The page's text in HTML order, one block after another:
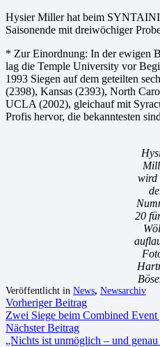
Hysier Miller hat beim
Saisonende mit dreiwöchiger
* Zur Einordnung: In der ewigen
lag die Temple University vor
1993 Siegen auf dem geteilten
(2398), Kansas (2393), North
UCLA (2002), gleichauf mit
Profis hervor, die bekanntesten
wird
20
Veröffentlicht in News, Newsarchiv
Vorheriger Beitrag
Zwei Siege beim Combined Event
Nächster Beitrag
„Nichts ist unmöglich – und